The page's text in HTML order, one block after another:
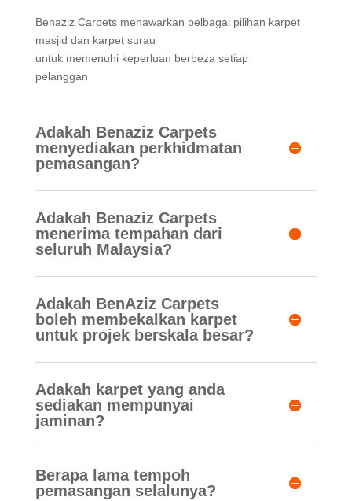
Benaziz Carpets menawarkan pelbagai pilihan karpet
masjid dan karpet surau
untuk memenuhi keperluan berbeza setiap
pelanggan
Adakah Benaziz Carpets
menyediakan perkhidmatan
pemasangan?
Adakah Benaziz Carpets
menerima tempahan dari
seluruh Malaysia?
Adakah BenAziz Carpets
boleh membekalkan karpet
untuk projek berskala besar?
Adakah karpet yang anda
sediakan mempunyai
jaminan?
Berapa lama tempoh
pemasangan selalunya?